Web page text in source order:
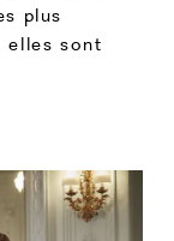
plus
elles sont